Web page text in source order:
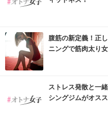
腹筋の新定義！正
ニングで筋肉太り
ストレス発散と一
シングジムがオス